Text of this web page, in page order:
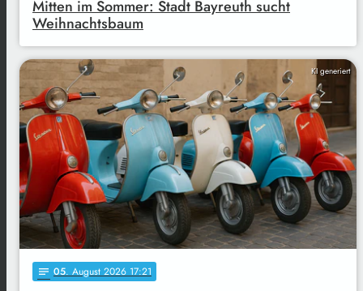
Mitten im Sommer: Stadt Bayreuth sucht
Weihnachtsbaum
KI generiert
notes 05. August 2026 17:21